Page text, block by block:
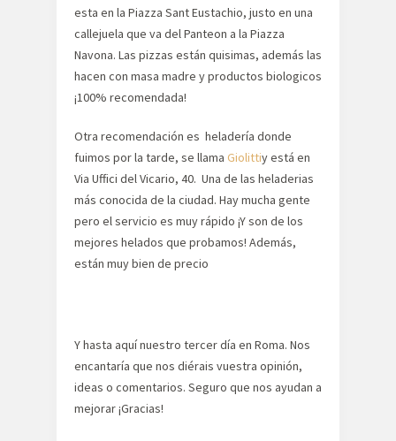
esta en la Piazza Sant Eustachio, justo en una
callejuela que va del Panteon a la Piazza
Navona. Las pizzas están quisimas, además las
hacen con masa madre y productos biologicos
¡100% recomendada!
Otra recomendación es heladería donde
fuimos por la tarde, se llama Giolittiy está en
Via Uffici del Vicario, 40. Una de las heladerias
más conocida de la ciudad. Hay mucha gente
pero el servicio es muy rápido ¡Y son de los
mejores helados que probamos! Además,
están muy bien de precio
Y hasta aquí nuestro tercer día en Roma. Nos
encantaría que nos diérais vuestra opinión,
ideas o comentarios. Seguro que nos ayudan a
mejorar ¡Gracias!